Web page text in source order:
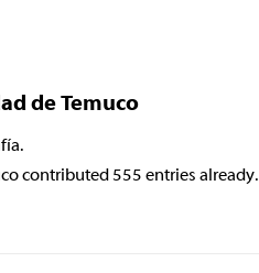
de Temuco
contributed 555 entries already.